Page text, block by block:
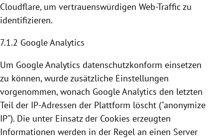
Cloudflare, um vertrauenswürdigen Web-Traffic zu
identifizieren.
7.1.2 Google Analytics
Um Google Analytics datenschutzkonform einsetzen
zu können, wurde zusätzliche Einstellungen
vorgenommen, wonach Google Analytics den letzten
Teil der IP-Adressen der Plattform löscht ("anonymize
IP"). Die unter Einsatz der Cookies erzeugten
Informationen werden in der Regel an einen Server